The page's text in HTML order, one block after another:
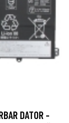
DATOR -